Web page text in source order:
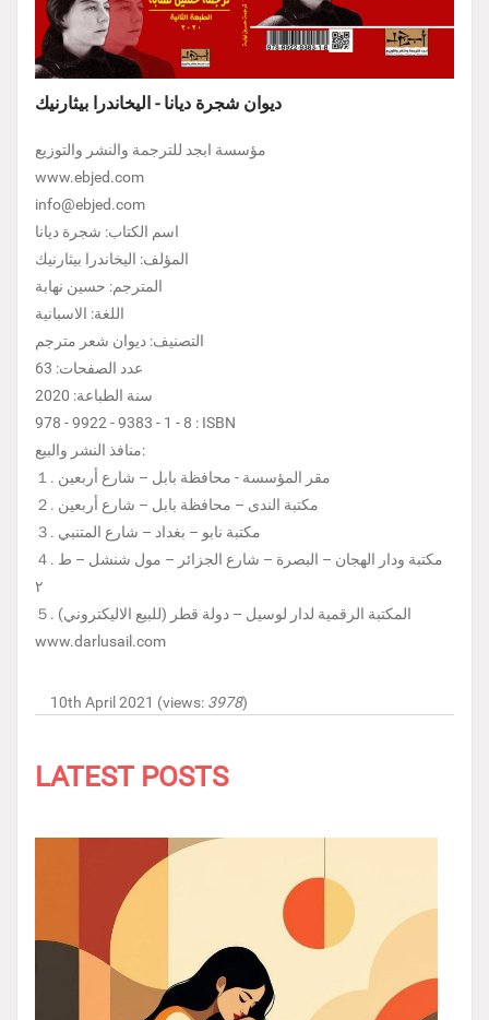
ديوان شجرة ديانا - اليخاندرا بيثارنيك
مؤسسة ابجد للترجمة والنشر والتوزيع
www.ebjed.com
info@ebjed.com
اسم الكتاب: شجرة ديانا
المؤلف: اليخاندرا بيثارنيك
المترجم: حسين نهابة
اللغة: الاسبانية
التصنيف: ديوان شعر مترجم
عدد الصفحات: 63
سنة الطباعة: 2020
978 - 9922 - 9383 - 1 - 8 : ISBN
منافذ النشر والبيع:
１. مقر المؤسسة - محافظة بابل – شارع أربعين
２. مكتبة الندى – محافظة بابل – شارع أربعين
３. مكتبة نابو – بغداد – شارع المتنبي
４. مكتبة ودار الهجان – البصرة – شارع الجزائر – مول شنشل – ط
٢
５. المكتبة الرقمية لدار لوسيل – دولة قطر (للبيع الاليكتروني)
www.darlusail.com
10th April 2021 (views: 3978)
LATEST POSTS